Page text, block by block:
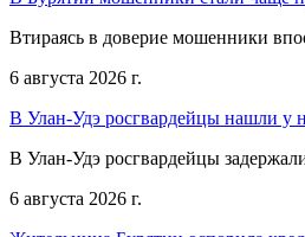
Втираясь в доверие мошенники
6 августа 2026 г.
В Улан-Удэ росгвардейцы нашли у
В Улан-Удэ росгвардейцы
6 августа 2026 г.